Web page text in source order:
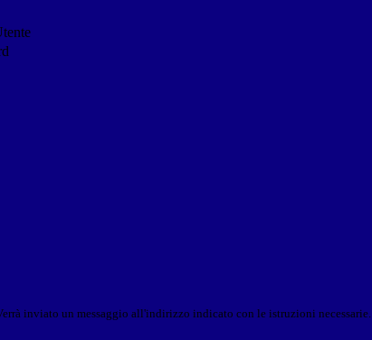
inviato un messaggio all'indirizzo indicato con le istruzioni necessarie.